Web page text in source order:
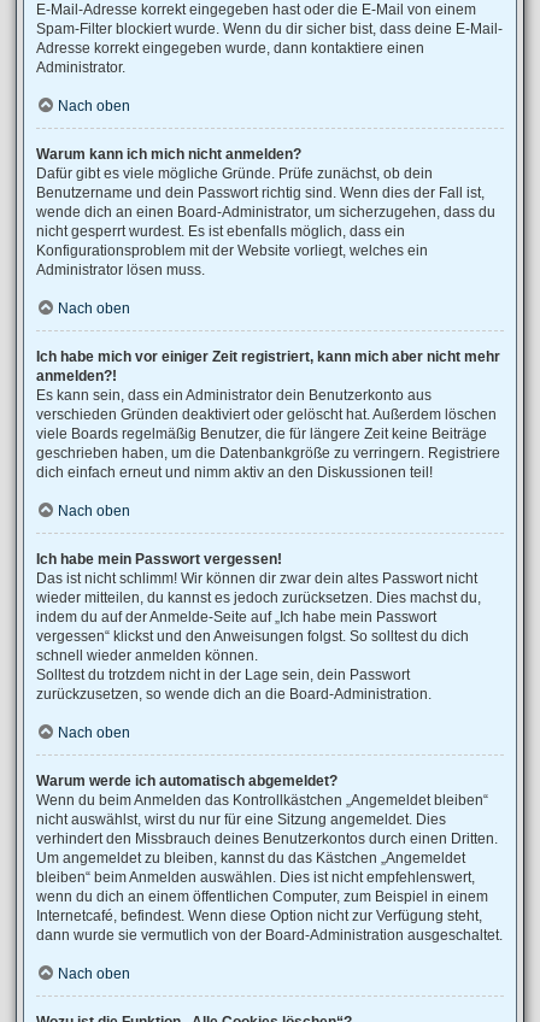
E-Mail-Adresse korrekt eingegeben hast oder die E-Mail von einem
Spam-Filter blockiert wurde. Wenn du dir sicher bist, dass deine E-Mail-
Adresse korrekt eingegeben wurde, dann kontaktiere einen
Administrator.
Nach oben
Warum kann ich mich nicht anmelden?
Dafür gibt es viele mögliche Gründe. Prüfe zunächst, ob dein
Benutzername und dein Passwort richtig sind. Wenn dies der Fall ist,
wende dich an einen Board-Administrator, um sicherzugehen, dass du
nicht gesperrt wurdest. Es ist ebenfalls möglich, dass ein
Konfigurationsproblem mit der Website vorliegt, welches ein
Administrator lösen muss.
Nach oben
Ich habe mich vor einiger Zeit registriert, kann mich aber nicht mehr
anmelden?!
Es kann sein, dass ein Administrator dein Benutzerkonto aus
verschieden Gründen deaktiviert oder gelöscht hat. Außerdem löschen
viele Boards regelmäßig Benutzer, die für längere Zeit keine Beiträge
geschrieben haben, um die Datenbankgröße zu verringern. Registriere
dich einfach erneut und nimm aktiv an den Diskussionen teil!
Nach oben
Ich habe mein Passwort vergessen!
Das ist nicht schlimm! Wir können dir zwar dein altes Passwort nicht
wieder mitteilen, du kannst es jedoch zurücksetzen. Dies machst du,
indem du auf der Anmelde-Seite auf „Ich habe mein Passwort
vergessen“ klickst und den Anweisungen folgst. So solltest du dich
schnell wieder anmelden können.
Solltest du trotzdem nicht in der Lage sein, dein Passwort
zurückzusetzen, so wende dich an die Board-Administration.
Nach oben
Warum werde ich automatisch abgemeldet?
Wenn du beim Anmelden das Kontrollkästchen „Angemeldet bleiben“
nicht auswählst, wirst du nur für eine Sitzung angemeldet. Dies
verhindert den Missbrauch deines Benutzerkontos durch einen Dritten.
Um angemeldet zu bleiben, kannst du das Kästchen „Angemeldet
bleiben“ beim Anmelden auswählen. Dies ist nicht empfehlenswert,
wenn du dich an einem öffentlichen Computer, zum Beispiel in einem
Internetcafé, befindest. Wenn diese Option nicht zur Verfügung steht,
dann wurde sie vermutlich von der Board-Administration ausgeschaltet.
Nach oben